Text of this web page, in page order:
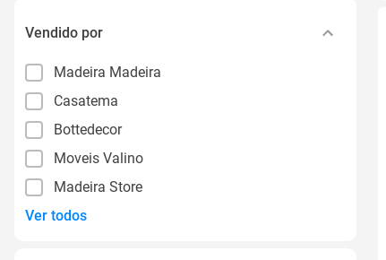
Vendido por
Madeira Madeira
Casatema
Bottedecor
Moveis Valino
Madeira Store
Ver todos